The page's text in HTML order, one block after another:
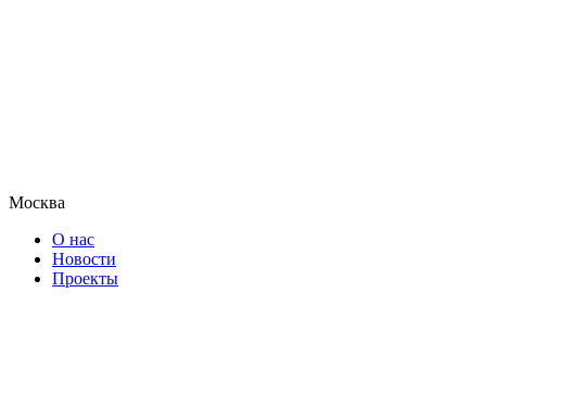
Москва
О нас
Новости
Проекты